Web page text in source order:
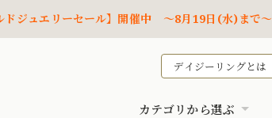
ドジュエリーセール】開催中 ～8月19日(水)まで～
デイジーリングとは
カテゴリから選ぶ